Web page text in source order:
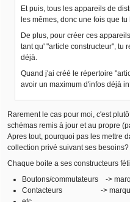
Et puis, tous les appareils de
les mêmes, donc une fois que
De plus, pour créer ces
tant qu' "article constructeur", tu
déjà.
Quand j'ai créé le répertoire
avoir un maximum d'infos déjà
Rarement le cas pour moi, c'est
schémas remis à jour et au propre
Apres tout, pourquoi pas les mettre
collection privé suivant ses besoins?
Chaque boite a ses constructeurs
Boutons/commutateurs ->
Contacteurs ->